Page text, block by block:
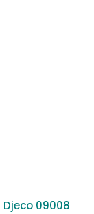
Djeco 09008